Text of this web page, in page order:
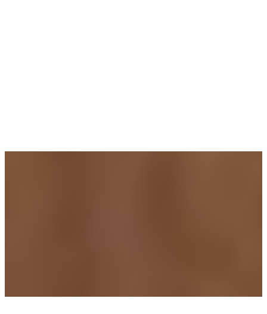
poate face racordarea